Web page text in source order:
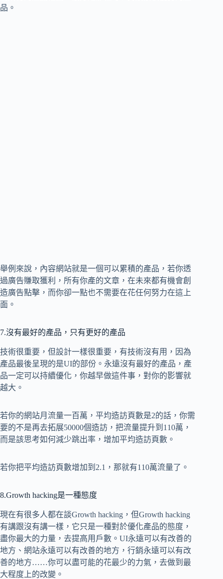
品。
舉例來說，內容網站就是一個可以累積的產品，若你透
過廣告賺取獲利，所有你產的文章，在未來都有機會創
造廣告點擊，而你卻一點也不需要在花任何努力在這上
面。
7.沒有最好的產品，只有更好的產品
技術很重要，但設計一樣很重要，有技術沒有用，因為
產品最後呈現的是UI的部份。永遠沒有最好的產品，產
品一定可以持續優化，你越早做這件事，對你的影響就
越大。
若你的網站月流量一百萬，平均造訪頁數是2的話，你需
要的不是再去拓展50000個造訪，把流量提升到110萬，
而是該思考如何減少跳出率，增加平均造訪頁數。
若你把平均造訪頁數增加到2.1，那就有110萬流量了。
8.Growth hacking是一種態度
現在有很多人都在談Growth hacking，但Growth hacking
有講跟沒有講一樣，它只是一種對於優化產品的態度，
盡你最大的力量，去提高用戶數。UI永遠可以有改善的
地方、網站永遠可以有改善的地方，行銷永遠可以有改
善的地方……你可以盡可能的花最少的力氣，去做到最
大程度上的改變。